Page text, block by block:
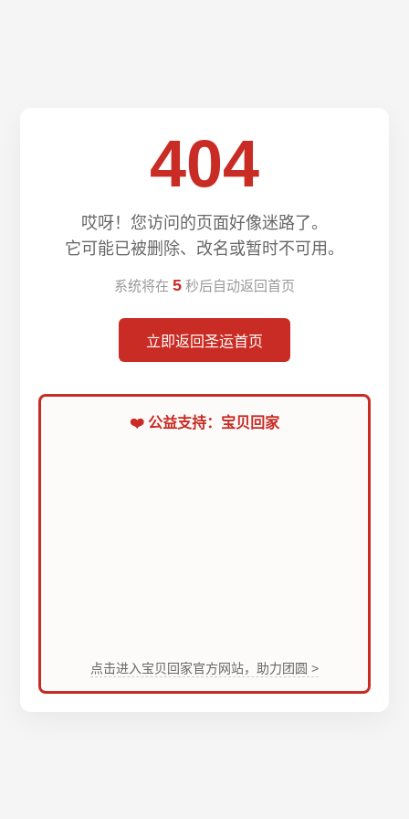
404
哎呀！您访问的页面好像迷路了。
它可能已被删除、改名或暂时不可用。
系统将在 5 秒后自动返回首页
立即返回圣运首页
❤️ 公益支持：宝贝回家
点击进入宝贝回家官方网站，助力团圆 >